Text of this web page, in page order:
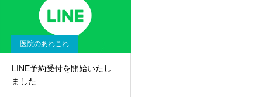
医院のあれこれ
LINE予約受付を開始いたし
ました